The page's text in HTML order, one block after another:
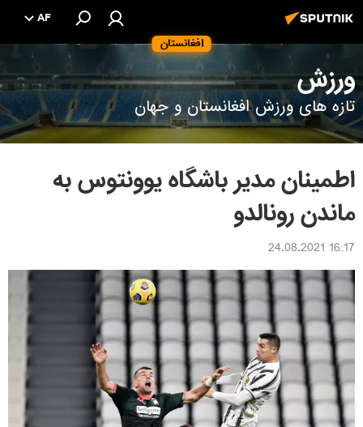
افغانستان
AF
ورزش
تازه های ورزش افغانستان و جهان
اطمینان مدیر باشگاه یوونتوس به
ماندن رونالدو
16:17 24.08.2021